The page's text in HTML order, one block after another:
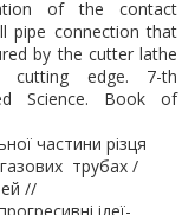
of the contact
pipe connection that
by the cutter lathe
cutting edge. 7-th
Science. Book of
частини різця
трубах /
//
ідеї-